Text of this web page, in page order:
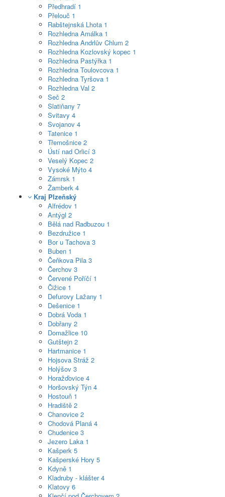
Předhradí 1
Přelouč 1
Rabštejnská Lhota 1
Rozhledna Amálka 1
Rozhledna Andrlův Chlum 2
Rozhledna Kozlovský kopec 1
Rozhledna Pastýřka 1
Rozhledna Toulovcova 1
Rozhledna Tyršova 1
Rozhledna Val 2
Seč 2
Slatiňany 7
Svitavy 4
Svojanov 4
Tatenice 1
Třemošnice 2
Ústí nad Orlicí 3
Veselý Kopec 2
Vysoké Mýto 4
Zámrsk 1
Žamberk 4
Kraj Plzeňský
Alfrédov 1
Antýgl 2
Bělá nad Radbuzou 1
Bezdružice 1
Bor u Tachova 3
Buben 1
Čeňkova Pila 3
Čerchov 3
Červené Poříčí 1
Čižice 1
Defurovy Lažany 1
Dešenice 1
Dobrá Voda 1
Dobřany 2
Domažlice 10
Gutštejn 2
Hartmanice 1
Hojsova Stráž 2
Holýšov 3
Horažďovice 4
Horšovský Týn 4
Hostouň 1
Hradiště 2
Chanovice 2
Chodová Planá 4
Chudenice 3
Jezero Laka 1
Kašperk 5
Kašperské Hory 5
Kdyně 1
Kladruby - klášter4
Klatovy 6